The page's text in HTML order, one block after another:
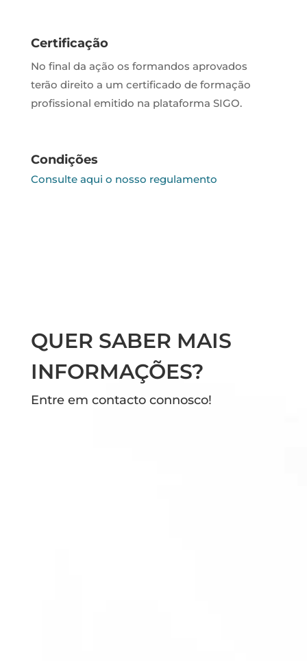
Certificação
No final da ação os formandos aprovados
terão direito a um certificado de formação
profissional emitido na plataforma SIGO.
Condições
Consulte aqui o nosso regulamento
QUER SABER MAIS
INFORMAÇÕES?
Entre em contacto connosco!